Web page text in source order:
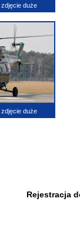
zdjęcie duże
zdjęcie duże
Rejestracja